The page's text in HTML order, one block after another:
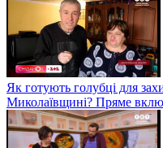
Як готують голубці для
Миколаївщині? Пряме